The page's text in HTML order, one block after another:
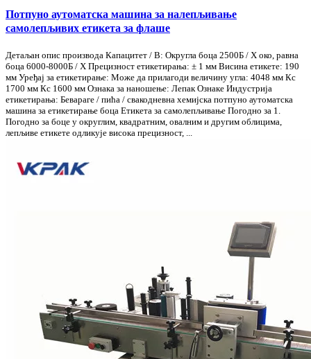
Потпуно аутоматска машина за налепљивање
самолепљивих етикета за флаше
Детаљан опис производа Капацитет / В: Округла боца 2500Б / Х око, равна
боца 6000-8000Б / Х Прецизност етикетирања: ± 1 мм Висина етикете: 190
мм Уређај за етикетирање: Може да прилагоди величину угла: 4048 мм Кс
1700 мм Кс 1600 мм Ознака за наношење: Лепак Ознаке Индустрија
етикетирања: Бевараге / пића / свакодневна хемијска потпуно аутоматска
машина за етикетирање боца Етикета за самолепљивање Погодно за 1.
Погодно за боце у округлим, квадратним, овалним и другим облицима,
лепљиве етикете одликује висока прецизност, ...